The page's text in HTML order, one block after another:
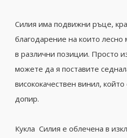
Силия има подвижни ръце,
благодарение на които лесно
в различни позиции. Просто
можете да я поставите
висококачествен винил,
допир.
Кукла Силия е облечена в